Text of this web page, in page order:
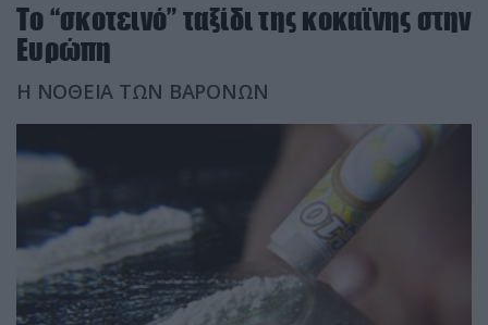
Το “σκοτεινό” ταξίδι της κοκαϊνης στην
Ευρώπη
Η ΝΟΘΕΙΑ ΤΩΝ ΒΑΡΟΝΩΝ